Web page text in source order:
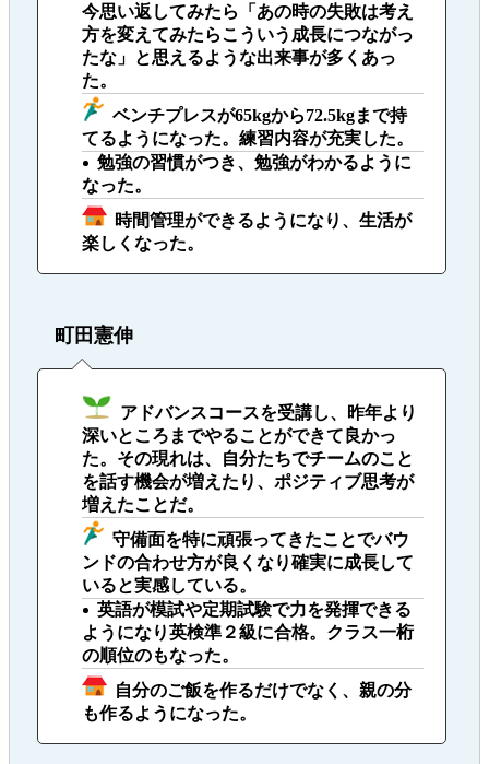
今思い返してみたら「あの時の失敗は考え
方を変えてみたらこういう成長につながっ
たな」と思えるような出来事が多くあっ
た。
ベンチプレスが65kgから72.5kgまで持
てるようになった。練習内容が充実した。
勉強の習慣がつき、勉強がわかるように
なった。
時間管理ができるようになり、生活が
楽しくなった。
町田憲伸
アドバンスコースを受講し、昨年より
深いところまでやることができて良かっ
た。その現れは、自分たちでチームのこと
を話す機会が増えたり、ポジティブ思考が
増えたことだ。
守備面を特に頑張ってきたことでバウ
ンドの合わせ方が良くなり確実に成長して
いると実感している。
英語が模試や定期試験で力を発揮できる
ようになり英検準２級に合格。クラス一桁
の順位のもなった。
自分のご飯を作るだけでなく、親の分
も作るようになった。